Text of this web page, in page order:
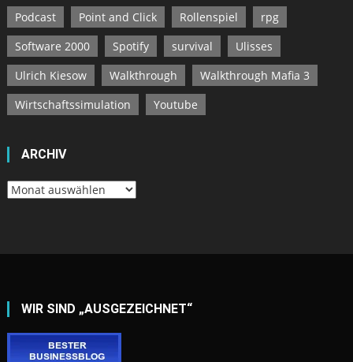
Podcast
Point and Click Rollenspiel
rpg
Software 2000
Spotify survival
Ulisses
Ulrich Kiesow
Walkthrough
Walkthrough Mafia 3
Wirtschaftssimulation
Youtube
ARCHIV
Archiv
WIR SIND „AUSGEZEICHNET“